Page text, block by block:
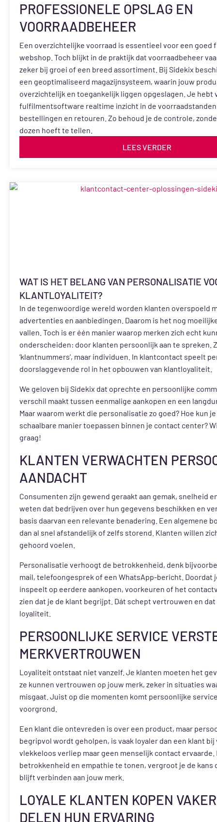
PROFESSIONELE OPSLAG EN
VOORRAADBEHEER
Een overzichtelijke voorraad is essentieel voor een goed
webshop. Toch blijkt in de praktijk dat voorraadbeheer
zeker bij groei of een breed assortiment. Bij Sidekix
een geoptimaliseerd magazijnsysteem, waarin jouw
overzichtelijk en toegankelijk liggen opgeslagen. Je hebt
fulfilmentsoftware realtime inzicht in de
bestellingen en retouren. Zo behoud je de controle,
dozen hoeft te tellen.
LEES VERDER
WAT IS HET BELANG VAN PERSONALISATIE
KLANTLOYALITEIT?
In de tegenwoordige wereld worden klanten overspoeld
advertenties en aanbiedingen. Daarom is het nog
vallen. Toch is er één manier waarop merken zich echt
onderscheiden: door klanten persoonlijk aan te spreken.
‘klantnummers’, maar individuen. In klantcontact speelt
doorslaggevende rol in het opbouwen van klantloyaliteit.
We geloven bij Sidekix dat oprechte en persoonlijke
verschil maakt tussen eenmalige aankopen en een
Maar waarom werkt die personalisatie zo goed? Hoe kun
schaalbare manier toepassen binnen je contact center?
graag!
KLANTEN VERWACHTEN
AANDACHT
Consumenten zijn gewend geraakt aan gemak, snelheid
weten dat bedrijven over hun gegevens beschikken en
basis daarvan een relevante benadering. Een algemene
dan al snel afstandelijk of zelfs storend. Klanten willen
gehoord voelen.
Personalisatie verhoogt de betrokkenheid, denk
mail, telefoongesprek of een WhatsApp-bericht. Doordat
inspeelt op eerdere aankopen, voorkeuren of het
zien dat je de klant begrijpt. Dát schept vertrouwen en dat
loyaliteit.
PERSOONLIJKE SERVICE
MERKVERTROUWEN
Loyaliteit ontstaat niet vanzelf. Je klanten moeten het
ze kunnen vertrouwen op jouw merk, zeker in situaties
misgaat. Juist op die momenten komt persoonlijke
voorgrond.
Een klant die ontevreden is over een product, maar
begripvol wordt geholpen, is vaak loyaler dan een klant bij
vlekkeloos verliep maar geen menselijk contact ervaarde.
betrokkenheid en empathie te tonen, vergroot je de kans
blijft verbinden aan jouw merk.
LOYALE KLANTEN KOPEN
DELEN HUN ERVARING